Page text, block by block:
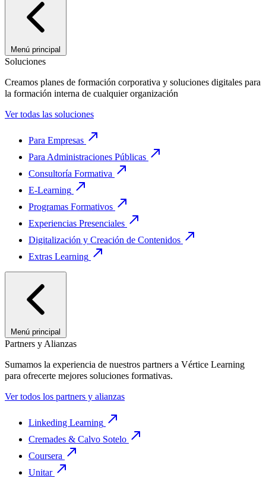
Menú principal
Soluciones
Creamos planes de formación corporativa y soluciones digitales para
la formación interna de cualquier organización
Ver todas las soluciones
Para Empresas
Para Administraciones Públicas
Consultoría Formativa
E-Learning
Programas Formativos
Experiencias Presenciales
Digitalización y Creación de Contenidos
Extras Learning
Menú principal
Partners y Alianzas
Sumamos la experiencia de nuestros partners a Vértice Learning
para ofrecerte mejores soluciones formativas.
Ver todos los partners y alianzas
Linkeding Learning
Cremades & Calvo Sotelo
Coursera
Unitar